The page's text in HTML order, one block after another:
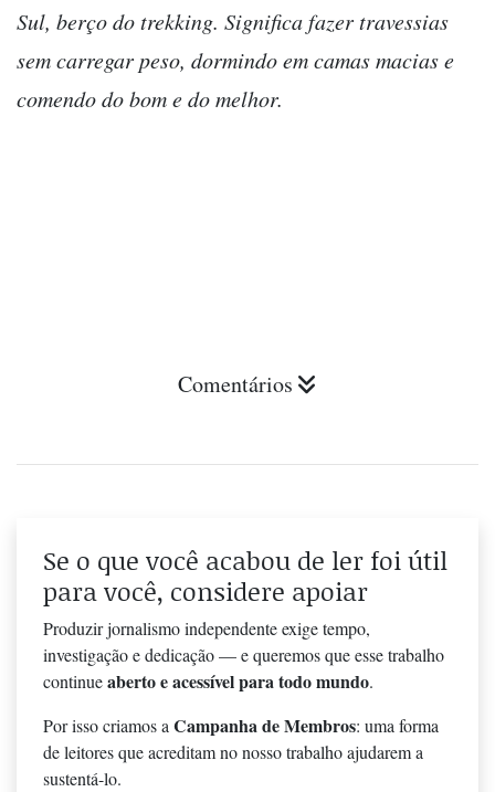
Sul, berço do trekking. Significa fazer travessias
sem carregar peso, dormindo em camas macias e
comendo do bom e do melhor.
Comentários
Se o que você acabou de ler foi útil
para você, considere apoiar
Produzir jornalismo independente exige tempo,
investigação e dedicação — e queremos que esse trabalho
continueaberto e acessível para todo mundo.
Por isso criamos aCampanha de Membros: uma forma
de leitores que acreditam no nosso trabalho ajudarem a
sustentá-lo.